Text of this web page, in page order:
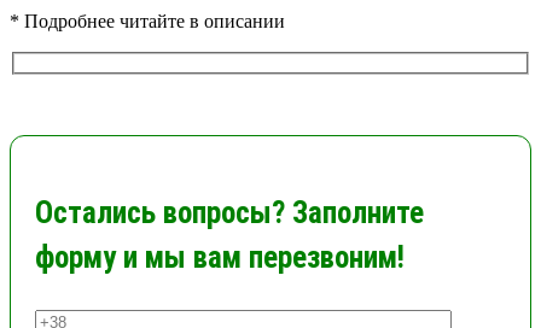
* Подробнее читайте в описании
Остались вопросы? Заполните
форму и мы вам перезвоним!